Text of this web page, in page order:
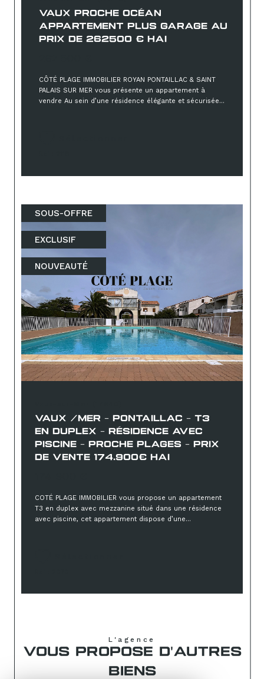
VAUX PROCHE OCÉAN
APPARTEMENT PLUS GARAGE AU
PRIX DE 262500 € HAI
CÔTÉ PLAGE IMMOBILIER ROYAN PONTAILLAC & SAINT
PALAIS SUR MER vous présente un appartement à
vendre Au sein d’une résidence élégante et sécurisée...
VAUX /MER - PONTAILLAC - T3
EN DUPLEX - RÉSIDENCE AVEC
PISCINE - PROCHE PLAGES - PRIX
DE VENTE 174.900€ HAI
COTÉ PLAGE IMMOBILIER vous propose un appartement
T3 en duplex avec mezzanine situé dans une résidence
avec piscine, cet appartement dispose d’une...
SOUS-OFFRE
EXCLUSIF
NOUVEAUTÉ
L'agence
VOUS PROPOSE D'AUTRES
BIENS